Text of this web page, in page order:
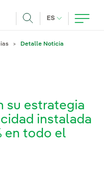
ES IDIOMA
Detalle Noticia
su estrategia
instalada
en todo el